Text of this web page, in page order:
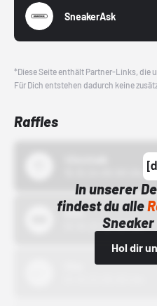
SneakerAsk
*Diese Seite enthält Partner-Links, die
Für Dich entstehen dadurch keine
Raffles
In unserer
findest du alle
Hol dir
Bstn
01.10.22 00:00 Uhr